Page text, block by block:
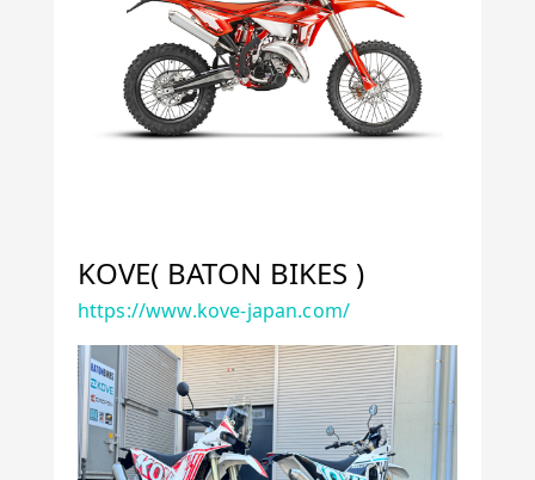
KOVE( BATON BIKES )
https://www.kove-japan.com/